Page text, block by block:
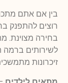
בין אם אתם
רוצים להתפנק
בחירה מצוינת.
לשירותים ברמה
זיכרונות